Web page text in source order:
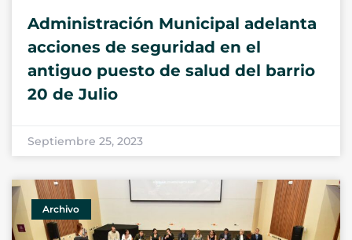
Administración Municipal adelanta
acciones de seguridad en el
antiguo puesto de salud del barrio
20 de Julio
Septiembre 25, 2023
Archivo